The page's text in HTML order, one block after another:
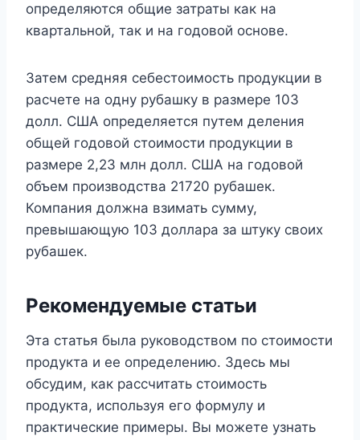
определяются общие затраты как на
квартальной, так и на годовой основе.
Затем средняя себестоимость продукции в
расчете на одну рубашку в размере 103
долл. США определяется путем деления
общей годовой стоимости продукции в
размере 2,23 млн долл. США на годовой
объем производства 21720 рубашек.
Компания должна взимать сумму,
превышающую 103 доллара за штуку своих
рубашек.
Рекомендуемые статьи
Эта статья была руководством по стоимости
продукта и ее определению. Здесь мы
обсудим, как рассчитать стоимость
продукта, используя его формулу и
практические примеры. Вы можете узнать